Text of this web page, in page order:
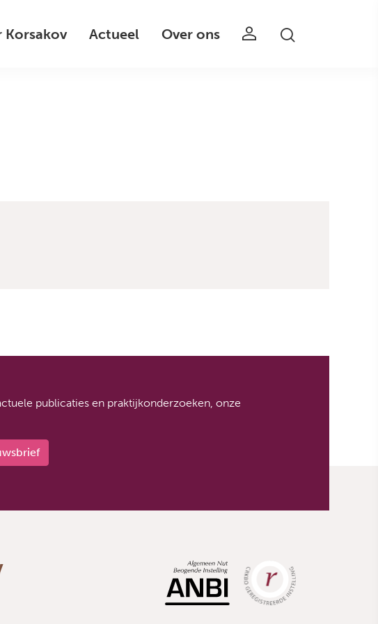
Korsakov Actueel Over ons
publicaties en praktijkonderzoeken, onze